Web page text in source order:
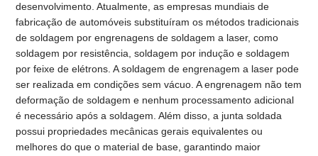
desenvolvimento. Atualmente, as empresas mundiais de
fabricação de automóveis substituíram os métodos tradicionais
de soldagem por engrenagens de soldagem a laser, como
soldagem por resistência, soldagem por indução e soldagem
por feixe de elétrons. A soldagem de engrenagem a laser pode
ser realizada em condições sem vácuo. A engrenagem não tem
deformação de soldagem e nenhum processamento adicional
é necessário após a soldagem. Além disso, a junta soldada
possui propriedades mecânicas gerais equivalentes ou
melhores do que o material de base, garantindo maior